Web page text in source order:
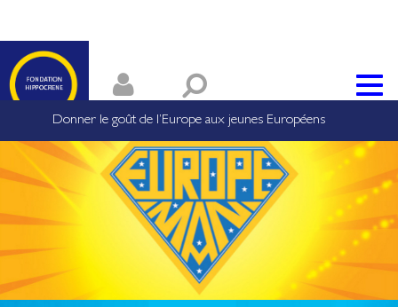
Donner le goût de l’Europe aux jeunes Européens